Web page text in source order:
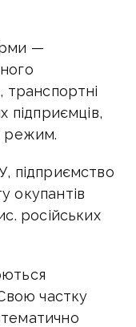
—
транспортні
підприємців,
режим.
підприємство
окупантів
російських
частку